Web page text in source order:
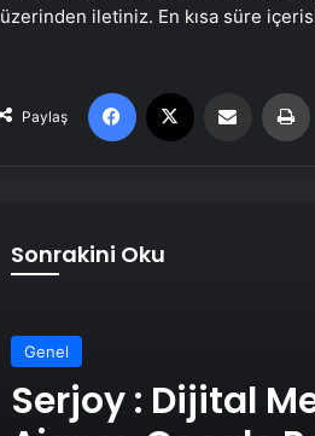
üzerinden iletiniz. En kısa süre
Paylaş
Facebook Email'den paylaş
Sonrakini Oku
Genel
Genel